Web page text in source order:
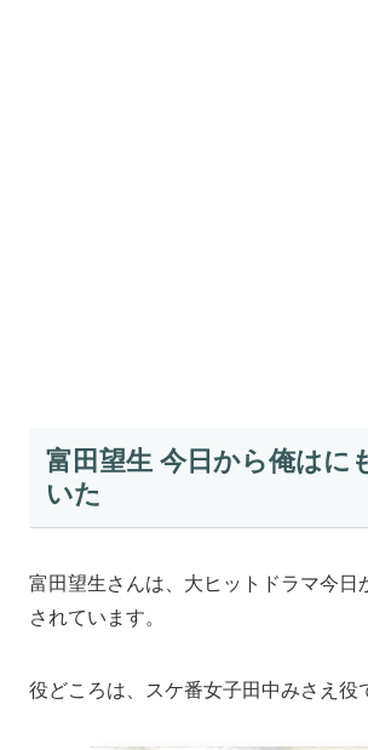
富田望生 今日から俺はに
いた
富田望生さんは、大ヒットドラマ今日
されています。
役どころは、スケ番女子田中みさえ役